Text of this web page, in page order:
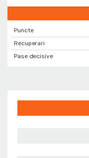
Puncte
Recuperari
Pase decisive